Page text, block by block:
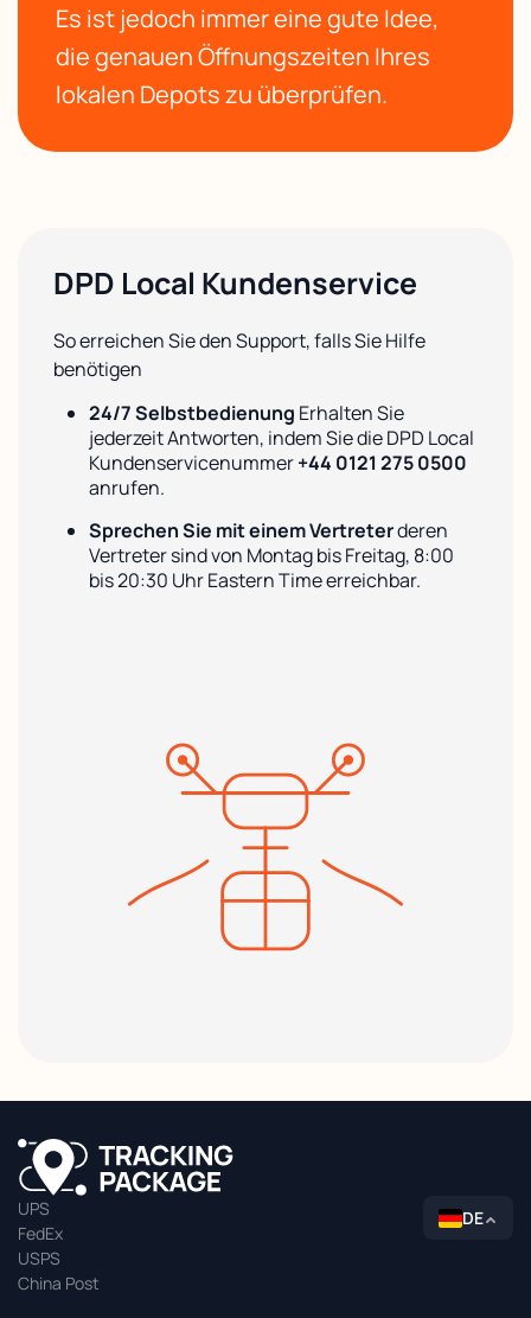
Es ist jedoch immer eine gute Idee,
die genauen Öffnungszeiten Ihres
lokalen Depots zu überprüfen.
DPD Local Kundenservice
So erreichen Sie den Support, falls Sie Hilfe
benötigen
24/7 Selbstbedienung Erhalten Sie
jederzeit Antworten, indem Sie die DPD Local
Kundenservicenummer+44 0121 275 0500
anrufen.
Sprechen Sie mit einem Vertreterderen
Vertreter sind von Montag bis Freitag, 8:00
bis 20:30 Uhr Eastern Time erreichbar.
UPS
FedEx
USPS
China Post
DE